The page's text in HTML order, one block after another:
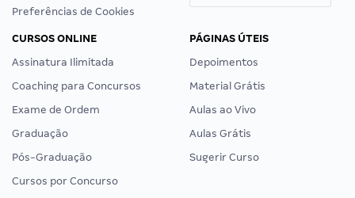
Preferências de Cookies
CURSOS ONLINE
Assinatura Ilimitada
Coaching para Concursos
Exame de Ordem
Graduação
Pós-Graduação
Cursos por Concurso
PÁGINAS ÚTEIS
Depoimentos
Material Grátis
Aulas ao Vivo
Aulas Grátis
Sugerir Curso